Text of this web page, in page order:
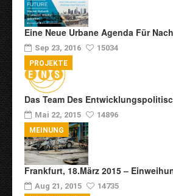
Eine Neue Urbane Agenda Für
Sep 23, 2016 15034
Das Team Des
Mai 22, 2015 14896
PROJEKTE
Frankfurt, 18.März 2015 –
Aug 21, 2015 14735
MEINUNG